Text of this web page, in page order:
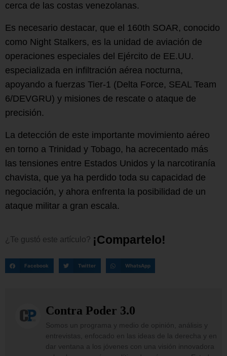
cerca de las costas venezolanas.
Es necesario destacar, que el 160th SOAR, conocido
como Night Stalkers, es la unidad de aviación de
operaciones especiales del Ejército de EE.UU.
especializada en infiltración aérea nocturna,
apoyando a fuerzas Tier-1 (Delta Force, SEAL Team
6/DEVGRU) y misiones de rescate o ataque de
precisión.
La detección de este importante movimiento aéreo
en torno a Trinidad y Tobago, ha acrecentado más
las tensiones entre Estados Unidos y la narcotiranía
chavista, que ya ha perdido toda su capacidad de
negociación, y ahora enfrenta la posibilidad de un
ataque militar a gran escala.
¿Te gustó este artículo? ¡Comparte o!
Facebook Twitter WhatsApp
Contra Poder 3.0
Somos un programa y medio de opinión, análisis y
entrevistas, enfocado en las ideas de la derecha y en
dar ventana a los jóvenes con una visión innovadora